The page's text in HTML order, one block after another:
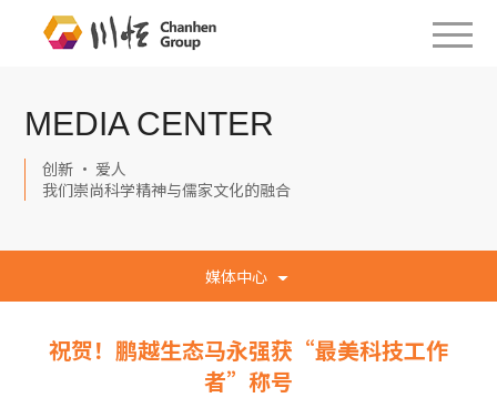
MEDIA CENTER
创新 · 爱人
我们崇尚科学精神与儒家文化的融合
媒体中心
祝贺！鹏越生态马永强获“最美科技工作
者”称号